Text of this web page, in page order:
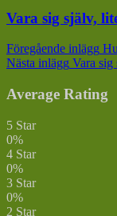
Nästa
Vara sig själv,
Föregående inlägg
Nästa inlägg Vara
Average Rating
5 Star
0%
4 Star
0%
3 Star
0%
2 Star